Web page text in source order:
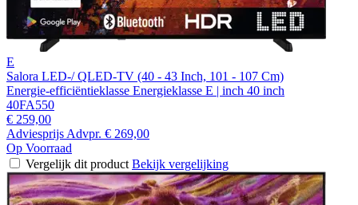
E
Salora LED-/ QLED-TV (40 - 43 Inch, 101 - 107 Cm)
Energie-efficiëntieklasse Energieklasse E | inch 40 inch
40FA550
€ 259,00
Adviesprijs Advpr. € 269,00
Op Voorraad
Vergelijk dit product Bekijk vergelijking